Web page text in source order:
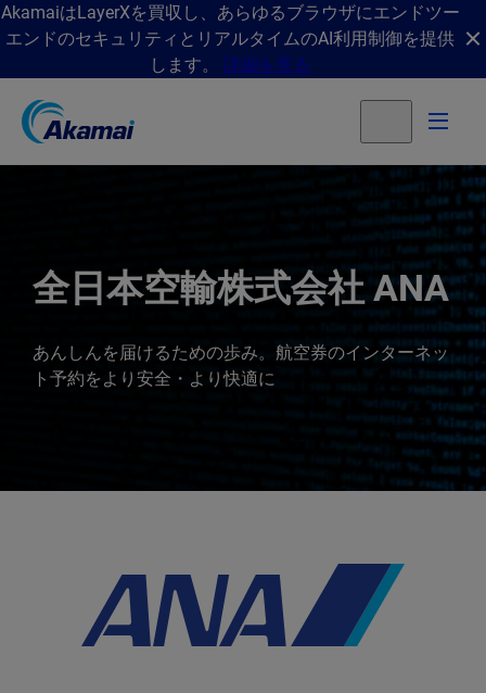
AkamaiはLayerXを買収し、あらゆるブラウザにエンドツー
エンドのセキュリティとリアルタイムのAI利用制御を提供
します。 詳細を見る
全日本空輸株式会社 ANA
あんしんを届けるための歩み。航空券のインターネッ
ト予約をより安全・より快適に